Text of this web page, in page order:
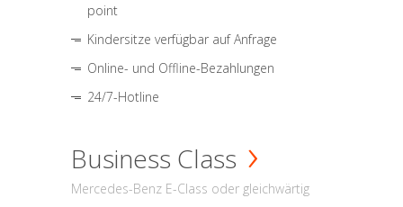
point
Kindersitze verfügbar auf Anfrage
Online- und Offline-Bezahlungen
24/7-Hotline
Business Class
Mercedes-Benz E-Class oder gleichwärtig